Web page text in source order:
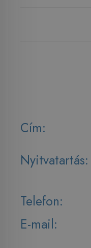
Cím:
Nyitvatartás:
Telefon:
E-mail: